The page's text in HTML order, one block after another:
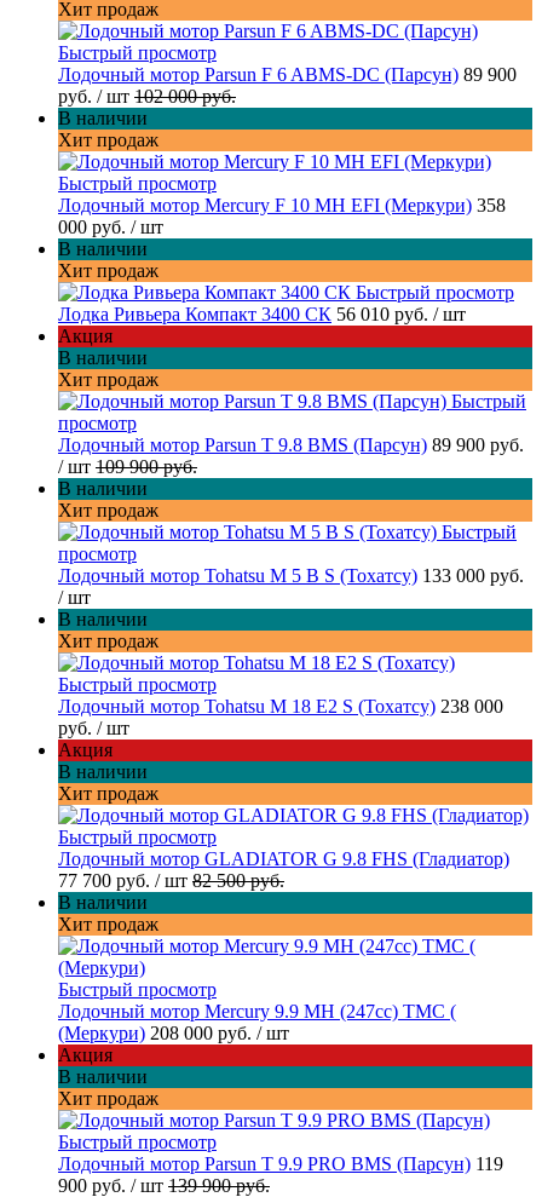
Хит продаж
Быстрый просмотр
Лодочный мотор Parsun F 6 ABMS-DC (Парсун) 89 900
руб. / шт 102 000 руб.
В наличии
Хит продаж
Быстрый просмотр
Лодочный мотор Mercury F 10 MH EFI (Меркури) 358
000 руб. / шт
В наличии
Хит продаж
Быстрый просмотр
Лодка Ривьера Компакт 3400 СК 56 010 руб. / шт
Акция
В наличии
Хит продаж
Быстрый
просмотр
Лодочный мотор Parsun T 9.8 BMS (Парсун) 89 900 руб.
/ шт 109 900 руб.
В наличии
Хит продаж
Быстрый
просмотр
Лодочный мотор Tohatsu M 5 B S (Тохатсу) 133 000 руб.
/ шт
В наличии
Хит продаж
Быстрый просмотр
Лодочный мотор Tohatsu M 18 E2 S (Тохатсу) 238 000
руб. / шт
Акция
В наличии
Хит продаж
Быстрый просмотр
Лодочный мотор GLADIATOR G 9.8 FHS (Гладиатор)
77 700 руб. / шт 82 500 руб.
В наличии
Хит продаж
Быстрый просмотр
Лодочный мотор Mercury 9.9 МН (247cc) TMC (
(Меркури) 208 000 руб. / шт
Акция
В наличии
Хит продаж
Быстрый просмотр
Лодочный мотор Parsun T 9.9 PRO BMS (Парсун) 119
900 руб. / шт 139 900 руб.